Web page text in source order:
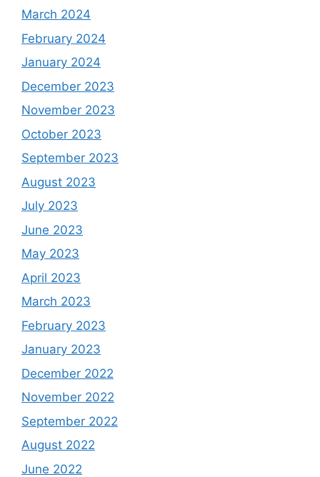
March 2024
February 2024
January 2024
December 2023
November 2023
October 2023
September 2023
August 2023
July 2023
June 2023
May 2023
April 2023
March 2023
February 2023
January 2023
December 2022
November 2022
September 2022
August 2022
June 2022